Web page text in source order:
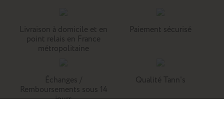
Livraison à domicile et en
point relais en France
métropolitaine
Paiement sécurisé
Échanges /
Remboursements sous 14
jours
Qualité Tann's